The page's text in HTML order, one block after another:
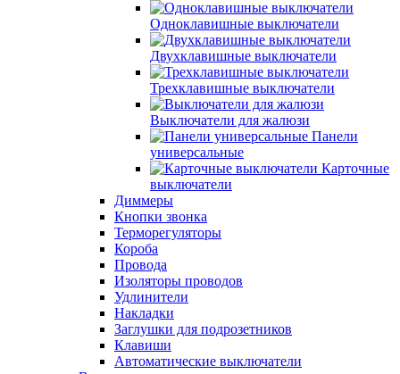
Одноклавишные выключатели
Двухклавишные выключатели
Трехклавишные выключатели
Выключатели для жалюзи
Панели
универсальные
Карточные
выключатели
Диммеры
Кнопки звонка
Терморегуляторы
Короба
Провода
Изоляторы проводов
Удлинители
Накладки
Заглушки для подрозетников
Клавиши
Автоматические выключатели